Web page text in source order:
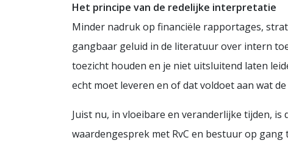
Het principe van de redelijke interpretatie
Minder nadruk op financiële rapportages,
gangbaar geluid in de literatuur over intern
toezicht houden en je niet uitsluitend laten
echt moet leveren en of dat voldoet aan wat
Juist nu, in vloeibare en veranderlijke tijden,
waardengesprek met RvC en bestuur op